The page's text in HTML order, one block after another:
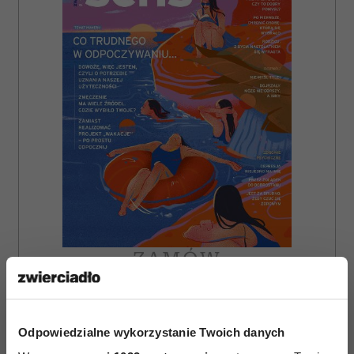
Odpowiedzialne wykorzystanie Twoich danych
ZAMÓW